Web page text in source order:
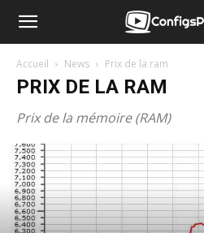
Accueil News Prix de la ram
PRIX DE LA RAM
Prix de la mémoire (RAM)